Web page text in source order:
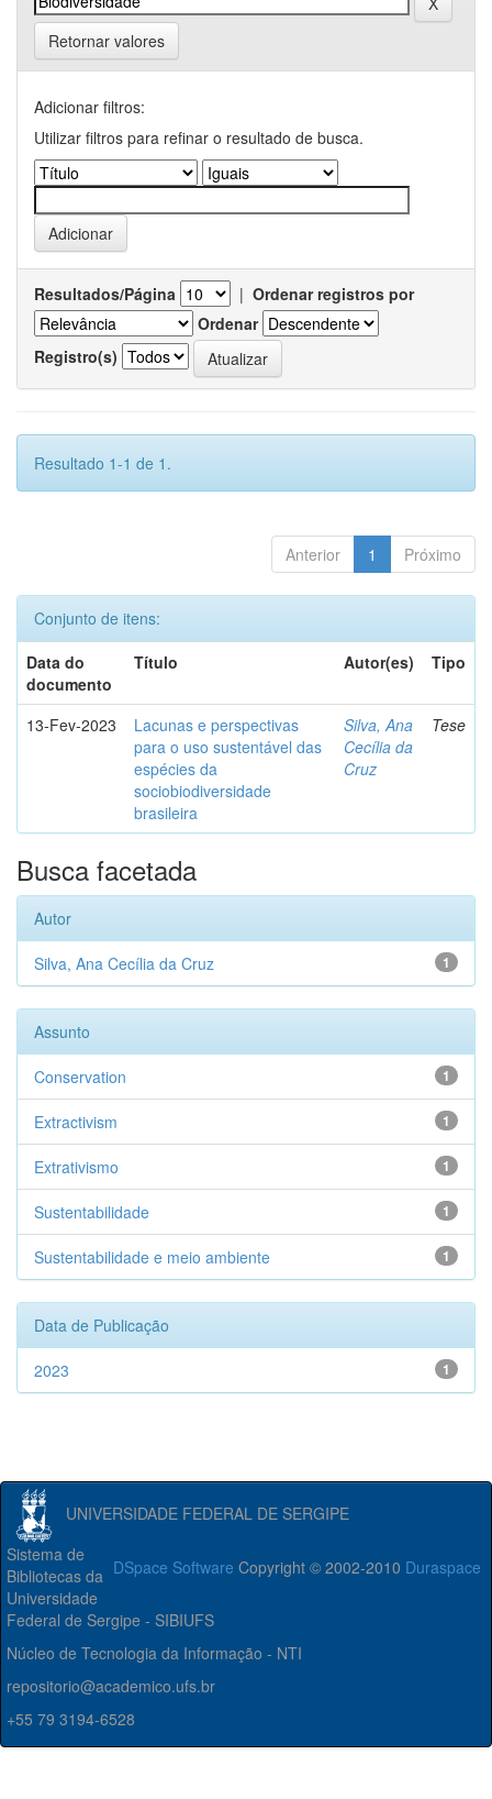
Retornar valores
Adicionar filtros:
Utilizar filtros para refinar o resultado de busca.
Resultados/Página | Ordenar registros por
Ordenar
Registro(s)
Resultado 1-1 de 1.
Anterior 1 Próximo
Conjunto de itens:
Data do
documento
Título Autor(es) Tipo
13-Fev-2023
Lacunas e perspectivas
para o uso sustentável das
espécies da
sociobiodiversidade
brasileira
Silva, Ana
Cecília da
Cruz
Tese
Busca facetada
Autor
1
Silva, Ana Cecília da Cruz
Assunto
1
Conservation
1
Extractivism
1
Extrativismo
1
Sustentabilidade
1
Sustentabilidade e meio ambiente
Data de Publicação
1
2023
UNIVERSIDADE FEDERAL DE SERGIPE
DSpace Software Copyright © 2002-2010 Duraspace
Sistema de
Bibliotecas da
Universidade
Federal de Sergipe - SIBIUFS
Núcleo de Tecnologia da Informação - NTI
repositorio@academico.ufs.br
+55 79 3194-6528